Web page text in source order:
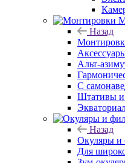
Назад
Альт-
С
Штативы
Назад
Окуляры и
Для